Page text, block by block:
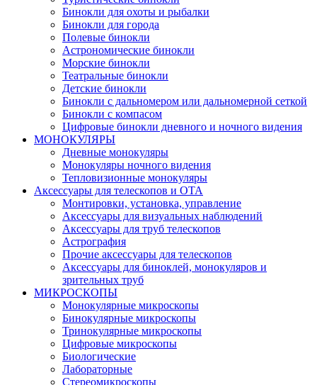
Бинокли для охоты и рыбалки
Бинокли для города
Полевые бинокли
Астрономические бинокли
Морские бинокли
Театральные бинокли
Детские бинокли
Бинокли с дальномером или дальномерной сеткой
Бинокли с компасом
Цифровые бинокли дневного и ночного видения
МОНОКУЛЯРЫ
Дневные монокуляры
Монокуляры ночного видения
Тепловизионные монокуляры
Аксессуары для телескопов и ОТА
Монтировки, установка, управление
Аксессуары для визуальных наблюдений
Аксессуары для труб телескопов
Астрография
Прочие аксессуары для телескопов
Аксессуары для биноклей, монокуляров и
зрительных труб
МИКРОСКОПЫ
Монокулярные микроскопы
Бинокулярные микроскопы
Тринокулярные микроскопы
Цифровые микроскопы
Биологические
Лабораторные
Стереомикроскопы